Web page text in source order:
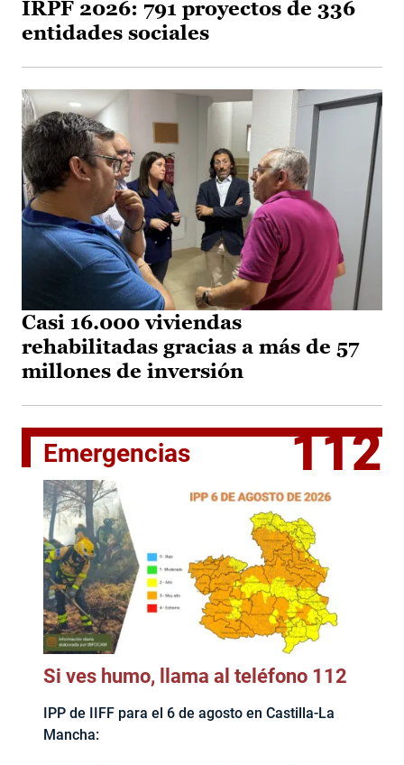
IRPF 2026: 791 proyectos de 336
entidades sociales
Casi 16.000 viviendas
rehabilitadas gracias a más de 57
millones de inversión
Emergencias 112
Si ves humo, llama al teléfono 112
IPP de IIFF para el 6 de agosto en Castilla-La
Mancha: